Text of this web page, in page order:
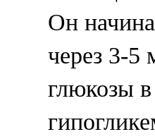
Он
через 3-5
глюкозы